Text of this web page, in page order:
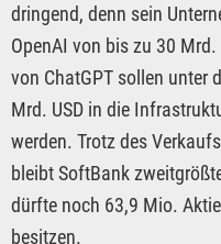
dringend, denn sein
OpenAI von bis zu 30
von ChatGPT sollen unter
Mrd. USD in die
werden. Trotz des
bleibt SoftBank
dürfte noch 63,9 Mio.
besitzen.